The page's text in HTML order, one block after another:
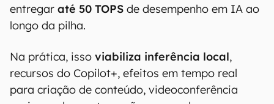
entregar até 50 TOPS de desempenho em IA ao
longo da pilha.
Na prática, isso viabiliza inferência local,
recursos do Copilot+, efeitos em tempo real
para criação de conteúdo, videoconferência